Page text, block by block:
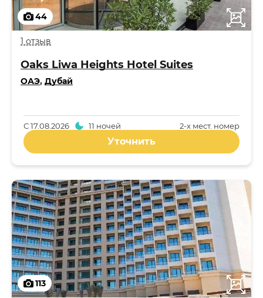
44
1 отзыв
Oaks Liwa Heights Hotel Suites
ОАЭ, Дубай
2-x мест. номер
С17.08.2026 11 ночей
Уточнить
113